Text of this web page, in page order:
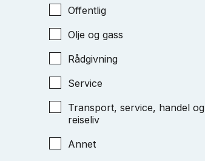
Offentlig
Olje og gass
Rådgivning
Service
Transport, service, handel og
reiseliv
Annet